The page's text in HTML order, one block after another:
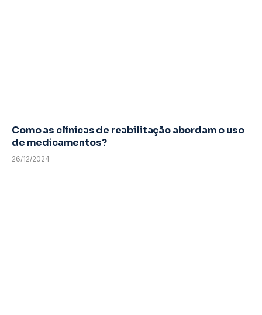
Como as clínicas de reabilitação abordam o uso
de medicamentos?
26/12/2024